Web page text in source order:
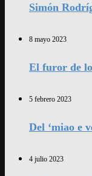
Simón
8 mayo 2023
El furor de
5 febrero 2023
Del ‘miao e
4 julio 2023